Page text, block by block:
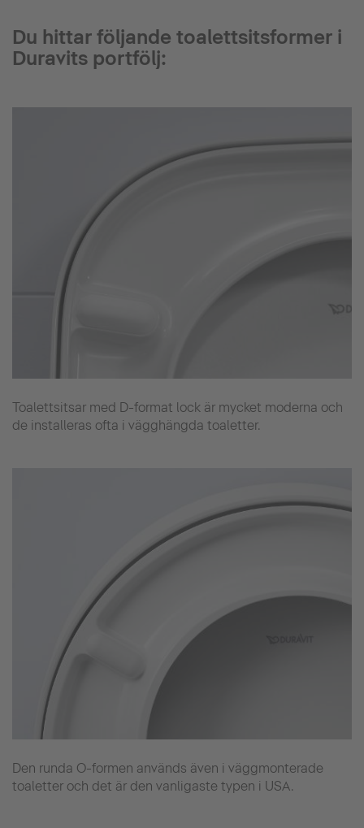
Du hittar följande toalettsitsformer i
Duravits portfölj:
Toalettsitsar med D-format lock är mycket moderna och
de installeras ofta i vägghängda toaletter.
Den runda O-formen används även i väggmonterade
toaletter och det är den vanligaste typen i USA.